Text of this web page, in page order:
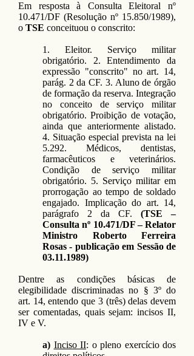
Em resposta à Consulta Eleitoral nº
10.471/DF (Resolução nº 15.850/1989),
o TSE conceituou o conscrito:
1. Eleitor. Serviço militar
obrigatório. 2. Entendimento da
expressão "conscrito" no art. 14,
parág. 2 da CF. 3. Aluno de órgão
de formação da reserva. Integração
no conceito de serviço militar
obrigatório. Proibição de votação,
ainda que anteriormente alistado.
4. Situação especial prevista na lei
5.292. Médicos, dentistas,
farmacêuticos e veterinários.
Condição de serviço militar
obrigatório. 5. Serviço militar em
prorrogação ao tempo de soldado
engajado. Implicação do art. 14,
parágrafo 2 da CF. (TSE –
Consulta nº 10.471/DF – Relator
Ministro Roberto Ferreira
Rosas - publicação em Sessão de
03.11.1989)
Dentre as condições básicas de
elegibilidade discriminadas no § 3º do
art. 14, entendo que 3 (três) delas devem
ser comentadas, quais sejam: incisos II,
IV e V.
a) Inciso II: o pleno exercício dos